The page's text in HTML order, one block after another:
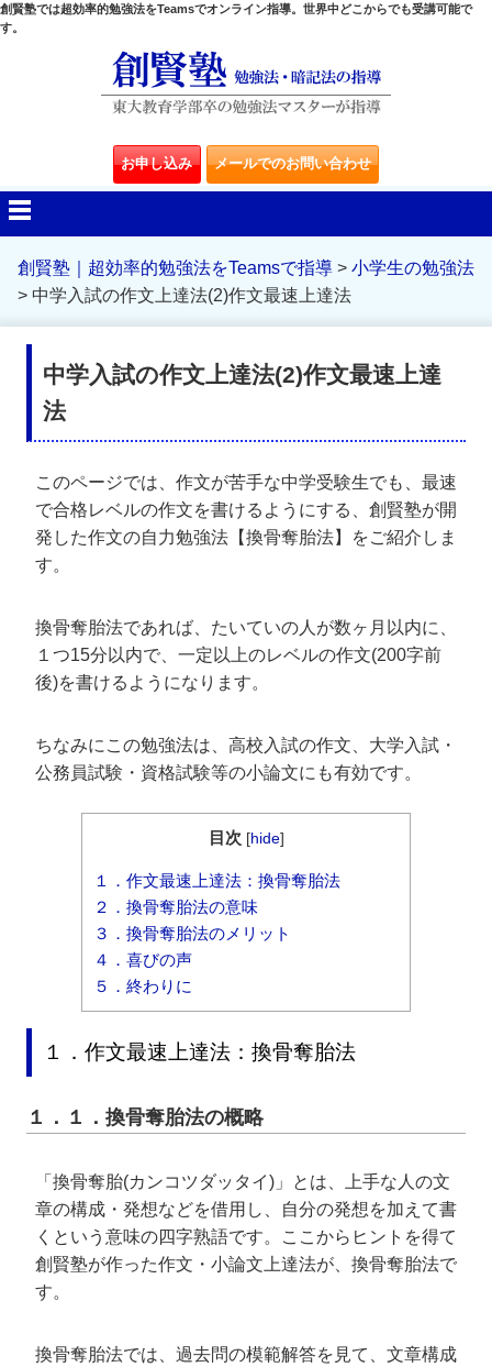
創賢塾では超効率的勉強法をTeamsでオンライン指導。世界中どこからでも受講可能で
す。
お申し込み メールでのお問い合わせ
創賢塾｜超効率的勉強法をTeamsで指導 > 小学生の勉強法
> 中学入試の作文上達法(2)作文最速上達法
中学入試の作文上達法(2)作文最速上達
法
このページでは、作文が苦手な中学受験生でも、最速
で合格レベルの作文を書けるようにする、創賢塾が開
発した作文の自力勉強法【換骨奪胎法】をご紹介しま
す。
換骨奪胎法であれば、たいていの人が数ヶ月以内に、
１つ15分以内で、一定以上のレベルの作文(200字前
後)を書けるようになります。
ちなみにこの勉強法は、高校入試の作文、大学入試・
公務員試験・資格試験等の小論文にも有効です。
目次 [hide]
１．作文最速上達法：換骨奪胎法
２．換骨奪胎法の意味
３．換骨奪胎法のメリット
４．喜びの声
５．終わりに
１．作文最速上達法：換骨奪胎法
１．１．換骨奪胎法の概略
「換骨奪胎(カンコツダッタイ)」とは、上手な人の文
章の構成・発想などを借用し、自分の発想を加えて書
くという意味の四字熟語です。ここからヒントを得て
創賢塾が作った作文・小論文上達法が、換骨奪胎法で
す。
換骨奪胎法では、過去問の模範解答を見て、文章構成